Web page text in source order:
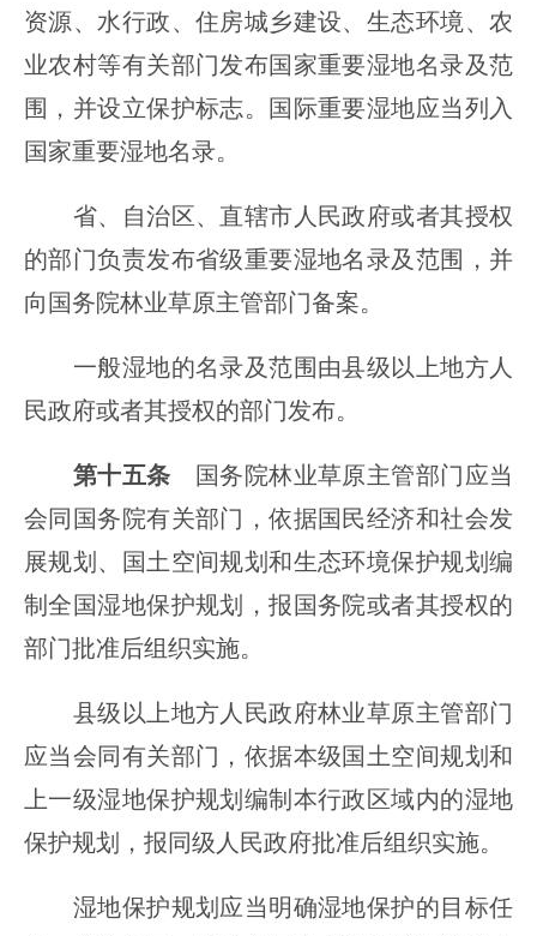
资源、水行政、住房城乡建设、生态环境、农
业农村等有关部门发布国家重要湿地名录及范
围，并设立保护标志。国际重要湿地应当列入
国家重要湿地名录。
省、自治区、直辖市人民政府或者其授权
的部门负责发布省级重要湿地名录及范围，并
向国务院林业草原主管部门备案。
一般湿地的名录及范围由县级以上地方人
民政府或者其授权的部门发布。
第十五条 国务院林业草原主管部门应当
会同国务院有关部门，依据国民经济和社会发
展规划、国土空间规划和生态环境保护规划编
制全国湿地保护规划，报国务院或者其授权的
部门批准后组织实施。
县级以上地方人民政府林业草原主管部门
应当会同有关部门，依据本级国土空间规划和
上一级湿地保护规划编制本行政区域内的湿地
保护规划，报同级人民政府批准后组织实施。
湿地保护规划应当明确湿地保护的目标任